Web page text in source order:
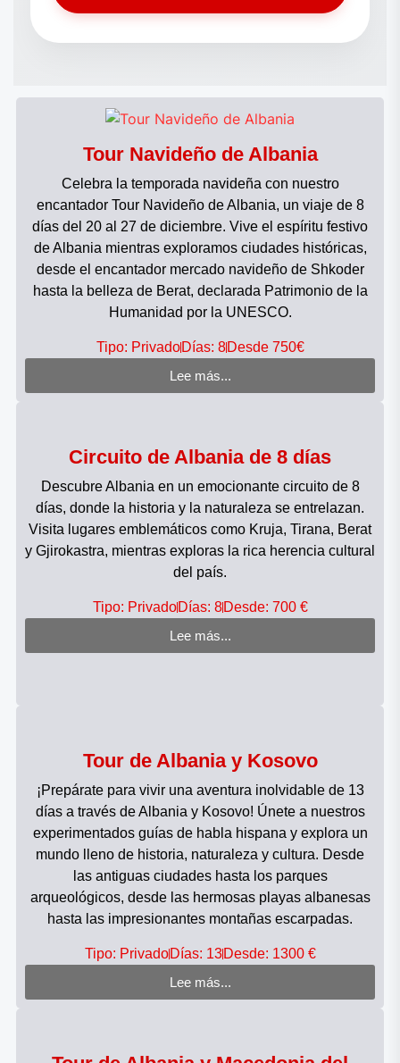
Tour Navideño de Albania
Celebra la temporada navideña con nuestro
encantador Tour Navideño de Albania, un viaje de 8
días del 20 al 27 de diciembre. Vive el espíritu festivo
de Albania mientras exploramos ciudades históricas,
desde el encantador mercado navideño de Shkoder
hasta la belleza de Berat, declarada Patrimonio de la
Humanidad por la UNESCO.
Tipo: PrivadoDías: 8Desde 750€
Lee más...
Circuito de Albania de 8 días
Descubre Albania en un emocionante circuito de 8
días, donde la historia y la naturaleza se entrelazan.
Visita lugares emblemáticos como Kruja, Tirana, Berat
y Gjirokastra, mientras exploras la rica herencia cultural
del país.
Tipo: PrivadoDías: 8Desde: 700 €
Lee más...
Tour de Albania y Kosovo
¡Prepárate para vivir una aventura inolvidable de 13
días a través de Albania y Kosovo! Únete a nuestros
experimentados guías de habla hispana y explora un
mundo lleno de historia, naturaleza y cultura. Desde
las antiguas ciudades hasta los parques
arqueológicos, desde las hermosas playas albanesas
hasta las impresionantes montañas escarpadas.
Tipo: PrivadoDías: 13Desde: 1300 €
Lee más...